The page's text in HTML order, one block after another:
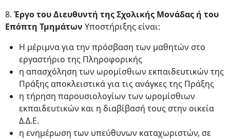
8. Έργο του Διευθυντή της Σχολικής Μονάδας ή του
Επόπτη Τμημάτων Υποστήριξης είναι:
Η μέριμνα για την πρόσβαση των μαθητών στο
εργαστήριο της Πληροφορικής
η απασχόληση των ωρομίσθιων εκπαιδευτικών της
Πράξης αποκλειστικά για τις ανάγκες της Πράξης
η τήρηση παρουσιολογίων των ωρομίσθιων
εκπαιδευτικών και η διαβίβασή τους στην οικεία
Δ.Δ.Ε.
η ενημέρωση των υπεύθυνων καταχωριστών, σε